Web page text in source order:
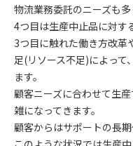
物流業務委託のニーズも
4つ目は生産中止品に対す
3つ目に触れた働き方改革
足(リソース不足)によって
ます。
顧客ニーズに合わせて生
雑になってきます。
顧客からはサポートの長期